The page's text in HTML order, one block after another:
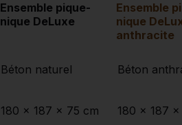
Ensemble pique-
nique DeLuxe
Ensemble
nique
anthracite
Béton naturel
180 x 187 x 75 cm
Béton
180 x 187